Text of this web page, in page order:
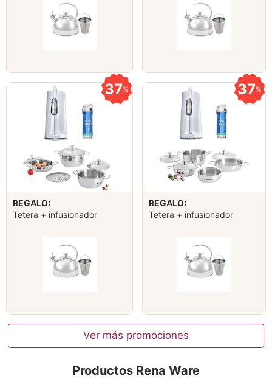
37%
REGALO:
Tetera + infusionador
37%
REGALO:
Tetera + infusionador
Ver más promociones
Productos Rena Ware